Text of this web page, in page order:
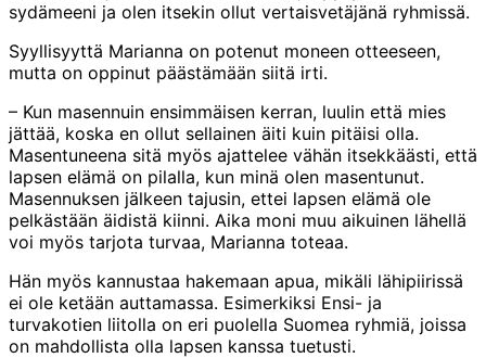
sydämeeni ja olen itsekin ollut vertaisvetäjänä ryhmissä.
Syyllisyyttä Marianna on potenut moneen otteeseen,
mutta on oppinut päästämään siitä irti.
– Kun masennuin ensimmäisen kerran, luulin että mies
jättää, koska en ollut sellainen äiti kuin pitäisi olla.
Masentuneena sitä myös ajattelee vähän itsekkäästi, että
lapsen elämä on pilalla, kun minä olen masentunut.
Masennuksen jälkeen tajusin, ettei lapsen elämä ole
pelkästään äidistä kiinni. Aika moni muu aikuinen lähellä
voi myös tarjota turvaa, Marianna toteaa.
Hän myös kannustaa hakemaan apua, mikäli lähipiirissä
ei ole ketään auttamassa. Esimerkiksi Ensi- ja
turvakotien liitolla on eri puolella Suomea ryhmiä, joissa
on mahdollista olla lapsen kanssa tuetusti.